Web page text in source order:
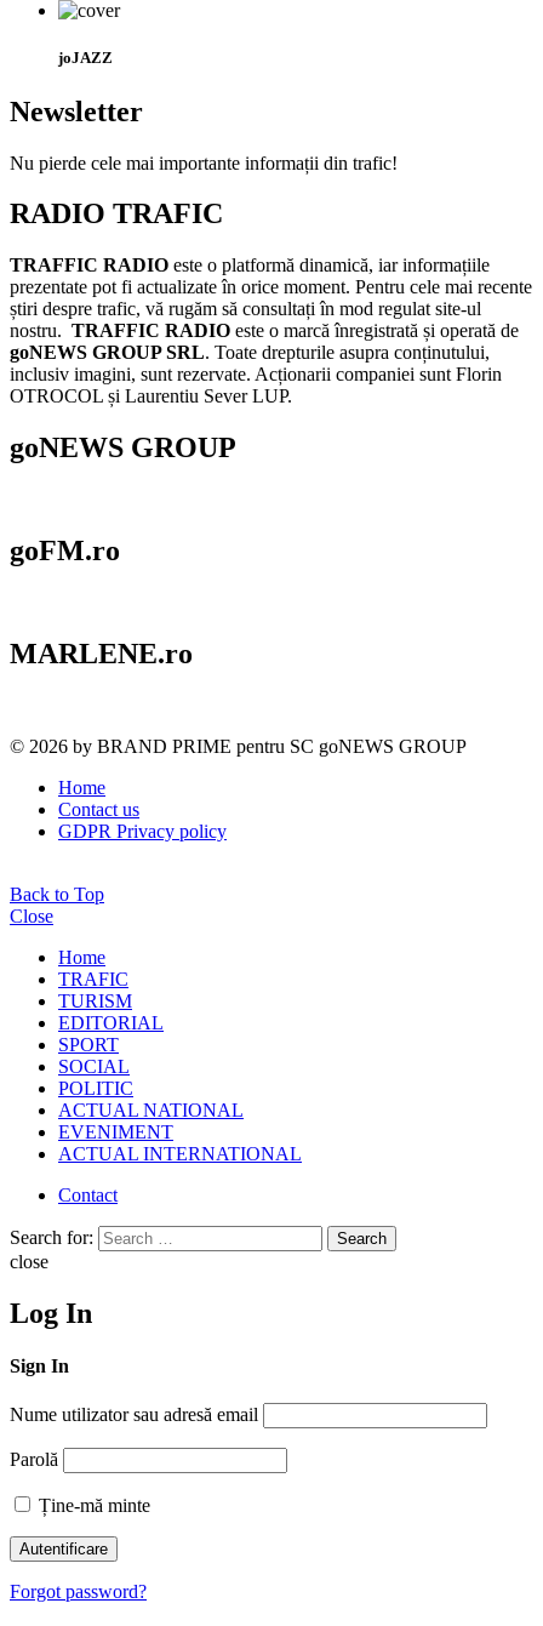
joJAZZ
Newsletter
Nu pierde cele mai importante informații din trafic!
RADIO TRAFIC
TRAFFIC RADIO este o platformă dinamică, iar informațiile
prezentate pot fi actualizate în orice moment. Pentru cele mai recente
știri despre trafic, vă rugăm să consultați în mod regulat site-ul
nostru. TRAFFIC RADIO este o marcă înregistrată și operată de
goNEWS GROUP SRL. Toate drepturile asupra conținutului,
inclusiv imagini, sunt rezervate. Acționarii companiei sunt Florin
OTROCOL și Laurentiu Sever LUP.
goNEWS GROUP
goFM.ro
MARLENE.ro
© 2026 by BRAND PRIME pentru SC goNEWS GROUP
Home
Contact us
GDPR Privacy policy
Back to Top
Close
Home
TRAFIC
TURISM
EDITORIAL
SPORT
SOCIAL
POLITIC
ACTUAL NATIONAL
EVENIMENT
ACTUAL INTERNATIONAL
Contact
Search for: Search
close
Log In
Sign In
Nume utilizator sau adresă email
Parolă
Ține-mă minte
Forgot password?